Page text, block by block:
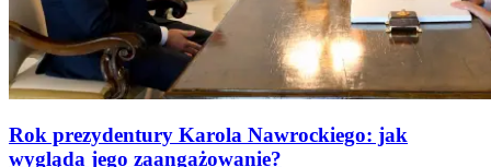
Rok prezydentury Karola Nawrockiego: jak
wygląda jego zaangażowanie?